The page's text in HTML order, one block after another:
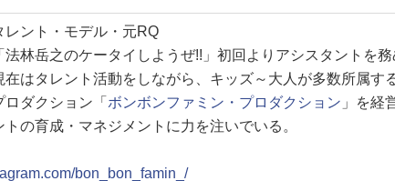
レント・モデル・元RQ
法林岳之のケータイしようぜ!!」初回よりアシスタントを務
在はタレント活動をしながら、キッズ～大人が多数所属す
ロダクション「 ボンボンファミン・プロダクション 」を経
トの育成・マネジメントに力を注いでいる。
bon_bon_famin_/